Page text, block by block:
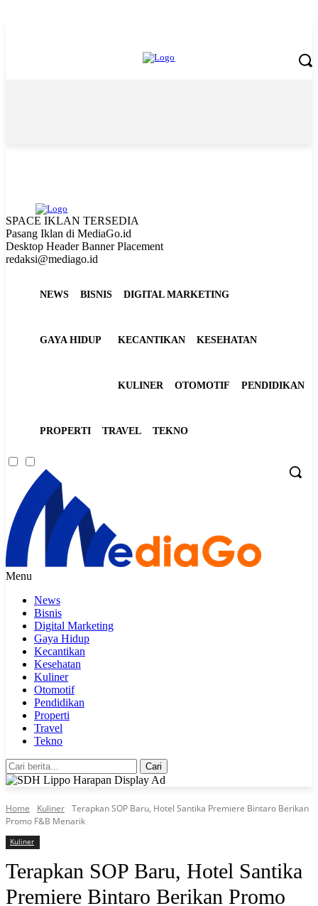
SPACE IKLAN TERSEDIA
Pasang Iklan di MediaGo.id
Desktop Header Banner Placement
redaksi@mediago.id
NEWS BISNIS DIGITAL MARKETING
GAYA HIDUP KECANTIKAN KESEHATAN
KULINER OTOMOTIF PENDIDIKAN
PROPERTI TRAVEL TEKNO
Menu
News
Bisnis
Digital Marketing
Gaya Hidup
Kecantikan
Kesehatan
Kuliner
Otomotif
Pendidikan
Properti
Travel
Tekno
Cari
Home Kuliner Terapkan SOP Baru, Hotel Santika Premiere Bintaro Berikan
Promo F&B Menarik
Kuliner
Terapkan SOP Baru, Hotel Santika
Premiere Bintaro Berikan Promo